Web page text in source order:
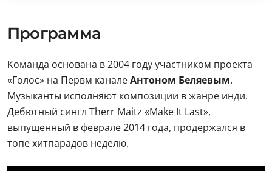
Программа
Команда основана в 2004 году участником проекта
«Голос» на Первм каналеАнтоном Беляевым.
Музыканты исполняют композиции в жанре инди.
Дебютный сингл Therr Maitz «Make It Last»,
выпущенный в феврале 2014 года, продержался в
топе хитпарадов неделю.